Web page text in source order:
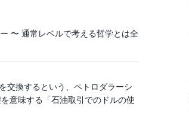
〜 通常レベルで考える哲学とは全
交換するという、ペトロダラーシ
意味する「石油取引でのドルの使